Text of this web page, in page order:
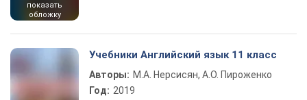
показать
обложку
Учебники Английский язык 11 класс
Авторы: М.А. Нерсисян, А.О. Пироженко
Год: 2019